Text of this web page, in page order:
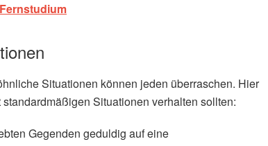
Situationen können jeden überraschen. Hier
Situationen verhalten sollten:
Gegenden geduldig auf eine